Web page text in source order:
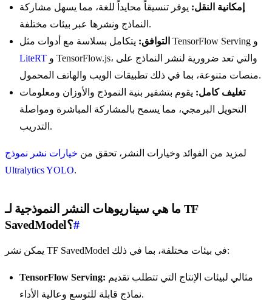
إمكانية النقل: يوفر تنسيقاً محايداً للغة، مما يسهل مشاركة
النماذج ونشرها عبر بيئات مختلفة.
التوافق:
يتكامل بسلاسة مع أدوات مثل TensorFlow Serving و
LiteRT
منصات متنوعة، بما في ذلك تطبيقات الويب والهاتف المحمول.
تغليف كامل: يقوم بتشفير بنية النموذج والأوزان ومعلومات
التحويل البرمجي، مما يسمح بالمشاركة المباشرة ومواصلة
التدريب.
لمزيد من الفوائد وخيارات النشر، تحقق من خيارات نشر نموذج
Ultralytics YOLO.
ما هي سيناريوهات النشر النموذجية لـ TF
SavedModel؟#
يمكن نشر TF SavedModel في بيئات مختلفة، بما في ذلك:
TensorFlow Serving:
نماذج قابلة للتوسع وعالية الأداء.